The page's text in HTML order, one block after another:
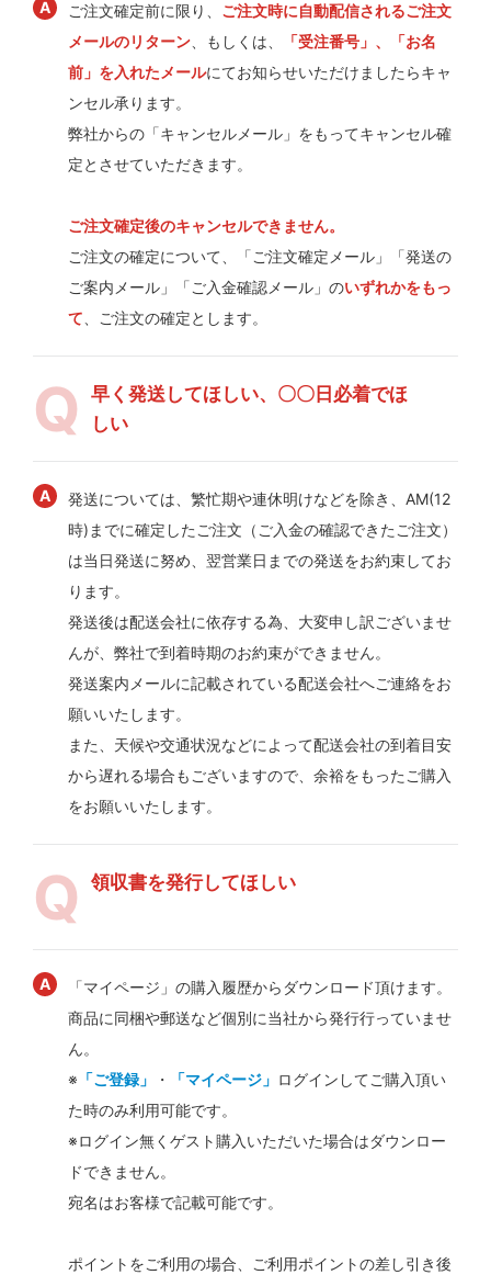
ご注文確定前に限り、 ご注文時に自動配信されるご注文
メールのリターン、もしくは、
「受注番号」、「お名
前」を入れたメールにてお知らせいただけましたらキャ
ンセル承ります。
弊社からの「キャンセルメール」をもってキャンセル確
定とさせていただきます。
ご注文確定後のキャンセルできません。
ご注文の確定について、「ご注文確定メール」「発送の
ご案内メール」「ご入金確認メール」のいずれかをもっ
て、ご注文の確定とします。
早く発送してほしい、〇〇日必着でほ
しい
発送については、繁忙期や連休明けなどを除き、AM(12
時)までに確定したご注文（ご入金の確認できたご注文）
は当日発送に努め、翌営業日までの発送をお約束してお
ります。
発送後は配送会社に依存する為、大変申し訳ございませ
んが、弊社で到着時期のお約束ができません。
発送案内メールに記載されている配送会社へご連絡をお
願いいたします。
また、天候や交通状況などによって配送会社の到着目安
から遅れる場合もございますので、余裕をもったご購入
をお願いいたします。
領収書を発行してほしい
「マイページ」の購入履歴からダウンロード頂けます。
商品に同梱や郵送など個別に当社から発行行っていませ
ん。
※ 「ご登録」 ・ 「マイページ」 ログインしてご購入頂い
た時のみ利用可能です。
※ログイン無くゲスト購入いただいた場合はダウンロー
ドできません。
宛名はお客様で記載可能です。
ポイントをご利用の場合、ご利用ポイントの差し引き後